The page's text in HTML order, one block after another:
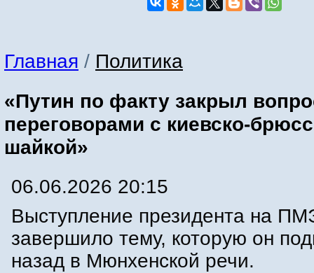
Главная / Политика
«Путин по факту закрыл
переговорами с киевско-
шайкой»
06.06.2026 20:15
Выступление президента на
завершило тему, которую он
назад в Мюнхенской речи.